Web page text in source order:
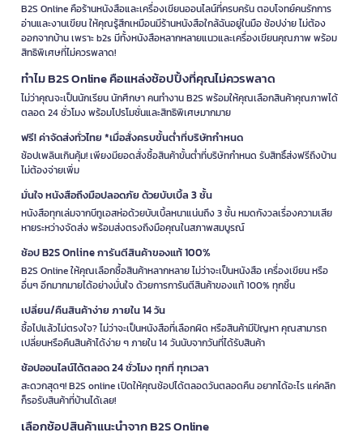
B2S Online คือร้านหนังสือและเครื่องเขียนออนไลน์ที่ครบครัน ตอบโจทย์คนรักการ
อ่านและงานเขียน ให้คุณรู้สึกเหมือนมีร้านหนังสือใกล้ฉันอยู่ในมือ ช้อปง่าย ไม่ต้อง
ออกจากบ้าน เพราะ b2s มีทั้งหนังสือหลากหลายแนวและเครื่องเขียนคุณภาพ พร้อม
สิทธิพิเศษที่ไม่ควรพลาด!
ทำไม B2S Online คือแหล่งช้อปปิ้งที่คุณไม่ควรพลาด
ไม่ว่าคุณจะเป็นนักเรียน นักศึกษา คนทำงาน B2S พร้อมให้คุณเลือกสินค้าคุณภาพได้
ตลอด 24 ชั่วโมง พร้อมโปรโมชั่นและสิทธิพิเศษมากมาย
ฟรี! ค่าจัดส่งทั่วไทย *เมื่อสั่งครบขั้นต่ำที่บริษัทกำหนด
ช้อปเพลินเกินคุ้ม! เพียงมียอดสั่งซื้อสินค้าขั้นต่ำที่บริษัทกำหนด รับสิทธิ์ส่งฟรีถึงบ้าน
ไม่ต้องจ่ายเพิ่ม
มั่นใจ หนังสือถึงมือปลอดภัย ด้วยบับเบิ้ล 3 ชั้น
หนังสือทุกเล่มจากบีทูเอสห่อด้วยบับเบิ้ลหนาแน่นถึง 3 ชั้น หมดกังวลเรื่องความเสีย
หายระหว่างจัดส่ง พร้อมส่งตรงถึงมือคุณในสภาพสมบูรณ์
ช้อป B2S Online การันตีสินค้าของแท้ 100%
B2S Online ให้คุณเลือกซื้อสินค้าหลากหลาย ไม่ว่าจะเป็นหนังสือ เครื่องเขียน หรือ
อื่นๆ อีกมากมายได้อย่างมั่นใจ ด้วยการการันตีสินค้าของแท้ 100% ทุกชิ้น
เปลี่ยน/คืนสินค้าง่าย ภายใน 14 วัน
ซื้อไปแล้วไม่ตรงใจ? ไม่ว่าจะเป็นหนังสือที่เลือกผิด หรือสินค้ามีปัญหา คุณสามารถ
เปลี่ยนหรือคืนสินค้าได้ง่าย ๆ ภายใน 14 วันนับจากวันที่ได้รับสินค้า
ช้อปออนไลน์ได้ตลอด 24 ชั่วโมง ทุกที่ ทุกเวลา
สะดวกสุดๆ! B2S online เปิดให้คุณช้อปได้ตลอดวันตลอดคืน อยากได้อะไร แค่คลิก
ก็รอรับสินค้าที่บ้านได้เลย!
เลือกช้อปสินค้าแนะนำจาก B2S Online